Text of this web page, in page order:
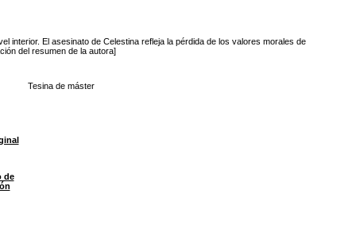
interior. El asesinato de Celestina refleja la pérdida de los valores morales de
del resumen de la autora]
Tesina de máster
de